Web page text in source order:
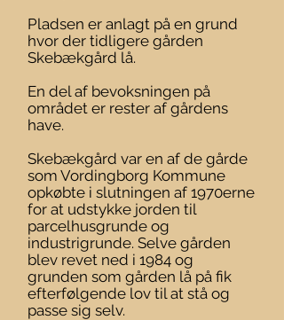
Pladsen er anlagt på en grund
hvor der tidligere gården
Skebækgård lå.
En del af bevoksningen på
området er rester af gårdens
have.
Skebækgård var en af de gårde
som Vordingborg Kommune
opkøbte i slutningen af 1970erne
for at udstykke jorden til
parcelhusgrunde og
industrigrunde. Selve gården
blev revet ned i 1984 og
grunden som gården lå på fik
efterfølgende lov til at stå og
passe sig selv.